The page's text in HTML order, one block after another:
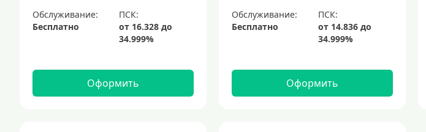
Обслуживание:
Бесплатно
Оформить
Обслуживание:
Бесплатно
Оформить